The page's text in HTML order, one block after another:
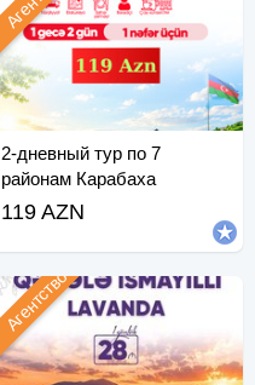
2-дневный тур по 7
районам Карабаха
119 AZN
Агентство